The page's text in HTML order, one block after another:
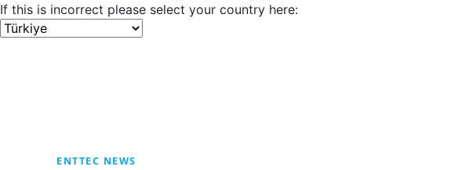
If this is incorrect please select your country here:
ENTTEC NEWS